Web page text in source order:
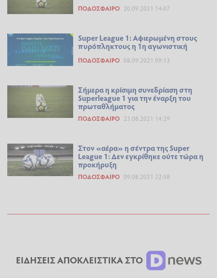
ΠΟΔΌΣΦΑΙΡΟ 20.09.2021 14:07
Super League 1: Αφιερωμένη στους
πυρόπληκτους η 1η αγωνιστική
ΠΟΔΌΣΦΑΙΡΟ 08.09.2021 09:13
Σήμερα η κρίσιμη συνεδρίαση στη
Superleague 1 για την έναρξη του
πρωταθλήματος
ΠΟΔΌΣΦΑΙΡΟ 23.08.2021 14:29
Στον «αέρα» η σέντρα της Super
League 1: Δεν εγκρίθηκε ούτε τώρα η
προκήρυξη
ΠΟΔΌΣΦΑΙΡΟ 09.08.2021 22:58
ΕΙΔΗΣΕΙΣ ΑΠΟΚΛΕΙΣΤΙΚΑ ΣΤΟ